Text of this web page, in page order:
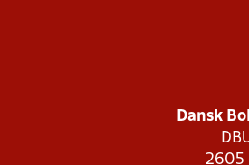
Dansk
2605